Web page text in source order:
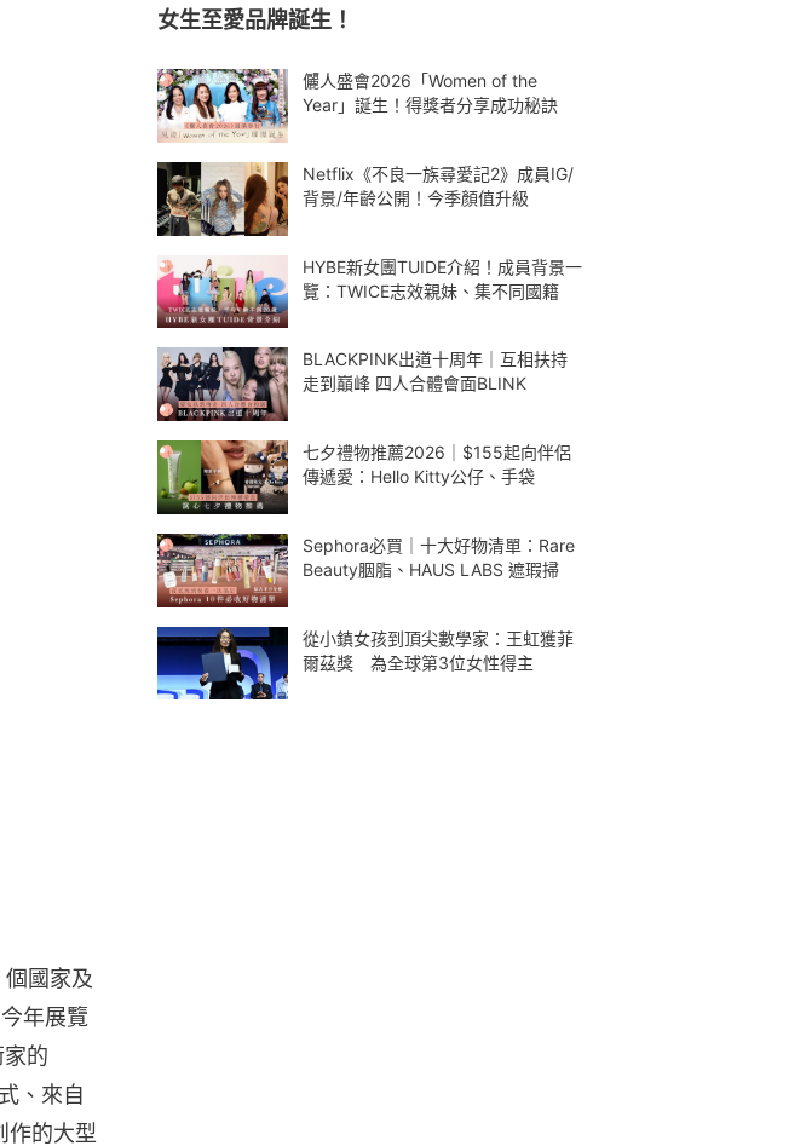
國家及
年展覽
的
、來自
作的大型
女生至愛品牌誕生！
儷人盛會2026「Women of the
Year」誕生！得獎者分享成功秘訣
Netflix《不良一族尋愛記2》成員IG/
背景/年齡公開！今季顏值升級
HYBE新女團TUIDE介紹！成員背景一
覽：TWICE志效親妹、集不同國籍
BLACKPINK出道十周年｜互相扶持
走到巔峰 四人合體會面BLINK
七夕禮物推薦2026｜$155起向伴侶
傳遞愛：Hello Kitty公仔、手袋
Sephora必買｜十大好物清單：Rare
Beauty胭脂、HAUS LABS 遮瑕掃
從小鎮女孩到頂尖數學家：王虹獲菲
爾茲獎 為全球第3位女性得主